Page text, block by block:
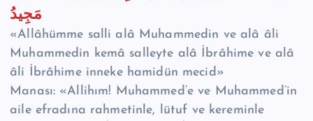
مَجِيدُ
«Allâhümme salli alâ Muhammedin ve alâ âli
Muhammedin kemâ salleyte alâ İbrâhime ve alâ
âli İbrâhime inneke hamidün mecid»
Manası: «Allihım! Muhammed’e ve Muhammed’in
aile efradına rahmetinle, lütuf ve kereminle